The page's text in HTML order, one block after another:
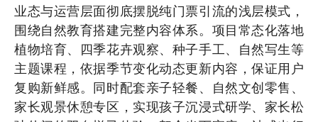
业态与运营层面彻底摆脱纯门票引流的浅层模式，
围绕自然教育搭建完整内容体系。项目常态化落地
植物培育、四季花卉观察、种子手工、自然写生等
主题课程，依据季节变化动态更新内容，保证用户
复购新鲜感。同时配套亲子轻餐、自然文创零售、
家长观景休憩专区，实现孩子沉浸式研学、家长松